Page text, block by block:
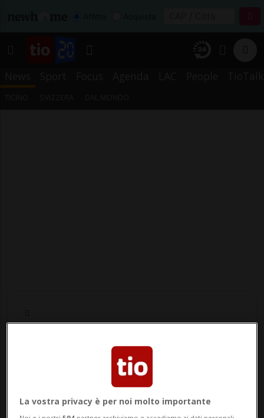
Notizie su Marbella
Segui le notizie e gli approfondimenti su
La vostra privacy è per noi molto importante